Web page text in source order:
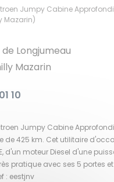
Jumpy Cabine
Mazarin)
Longjumeau
Mazarin
10
Jumpy Cabine
de 425 km. Cet utilitaire
d'un moteur Diesel d'une
pratique avec ses 5 portes
: eestjnv